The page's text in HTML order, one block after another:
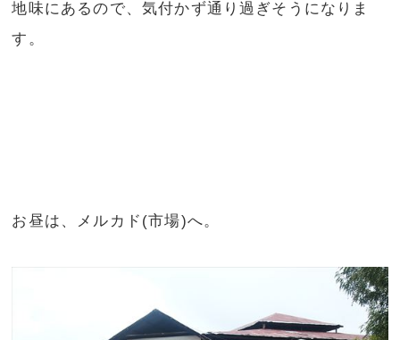
地味にあるので、気付かず通り過ぎそうになりま
す。
お昼は、メルカド(市場)へ。